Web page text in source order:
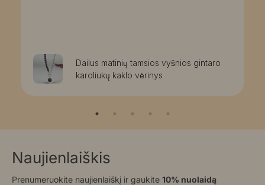
Dailus matinių tamsios vyšnios gintaro
karoliukų kaklo vėrinys
Naujienlaiškis
Prenumeruokite naujienlaiškį ir gaukite 10% nuolaidą